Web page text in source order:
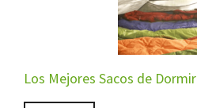
Los Mejores Sacos de Dormir